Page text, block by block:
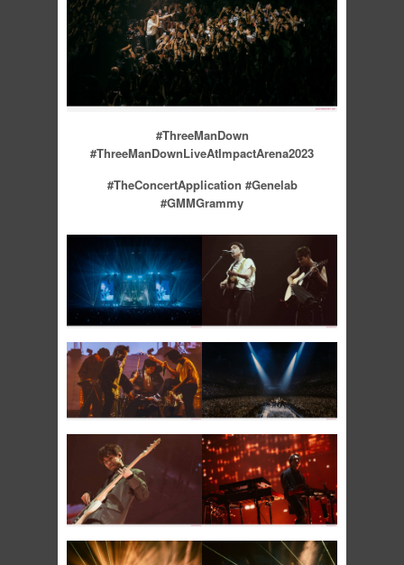
#ThreeManDown
#ThreeManDownLiveAtImpactArena2023
#TheConcertApplication #Genelab
#GMMGrammy